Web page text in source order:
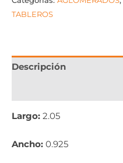
TABLEROS
Descripción
Largo: 2.05
Ancho: 0.925